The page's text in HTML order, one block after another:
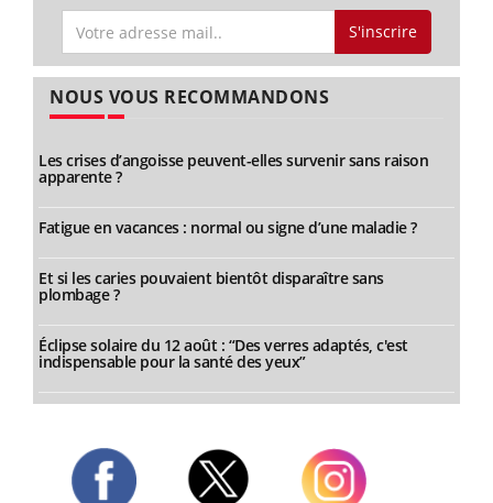
S'inscrire
NOUS VOUS RECOMMANDONS
Les crises d’angoisse peuvent-elles survenir sans raison
apparente ?
Fatigue en vacances : normal ou signe d’une maladie ?
Et si les caries pouvaient bientôt disparaître sans
plombage ?
Éclipse solaire du 12 août : “Des verres adaptés, c'est
indispensable pour la santé des yeux”